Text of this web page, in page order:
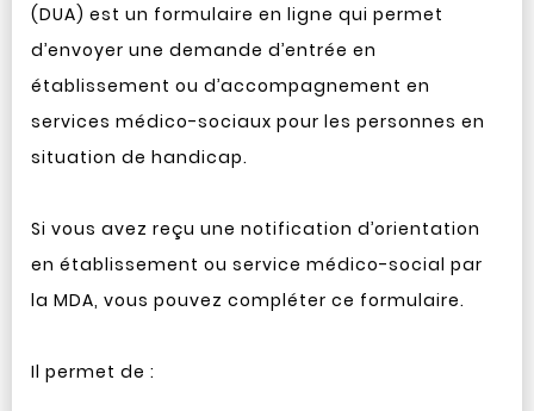
(DUA) est un formulaire en ligne qui permet
d’envoyer une demande d’entrée en
établissement ou d’accompagnement en
services médico-sociaux pour les personnes en
situation de handicap.
Si vous avez reçu une notification d’orientation
en établissement ou service médico-social par
la MDA, vous pouvez compléter ce formulaire.
Il permet de :